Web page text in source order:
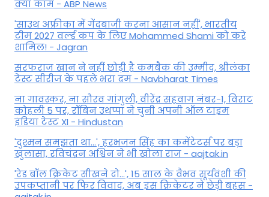
क्या काम - ABP News
'साउथ अफ्रीका में गेंदबाजी करना आसान नहीं', भारतीय
टीम 2027 वर्ल्‍ड कप के लिए Mohammed Shami को करे
शामिल! - Jagran
सरफराज खान ने नहीं छोड़ी है कमबैक की उम्मीद, श्रीलंका
टेस्ट सीरीज के पहले भरा दम - Navbharat Times
ना गावस्कर, ना सौरव गांगुली, वीरेंद्र सहवाग नंबर-1, विराट
कोहली 5 पर, रॉबिन उथप्पा ने चुनी अपनी ऑल टाइम
इंडिया टेस्ट XI - Hindustan
'दुश्मन समझता था...', हरभजन सिंह का कमेंटेटर्स पर बड़ा
खुलासा, रव‍िचंद्रन अश्विन ने भी खोला राज - aajtak.in
'रेड बॉल क्रिकेट सीखने दो...', 15 साल के वैभव सूर्यवंशी की
उपकप्तानी पर फ‍िर व‍िवाद, अब इस क्रिकेटर ने छेड़ी बहस -